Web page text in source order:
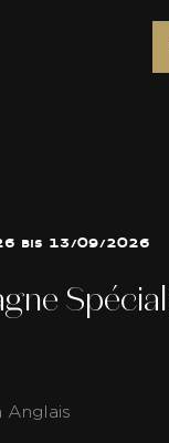
bis 13/09/2026
Anglais